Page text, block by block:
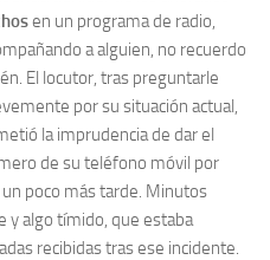
en un programa de radio,
a alguien, no recuerdo
El locutor, tras preguntarle
por su situación actual,
la imprudencia de dar el
de su teléfono móvil por
poco más tarde. Minutos
y algo tímido, que estaba
recibidas tras ese incidente.